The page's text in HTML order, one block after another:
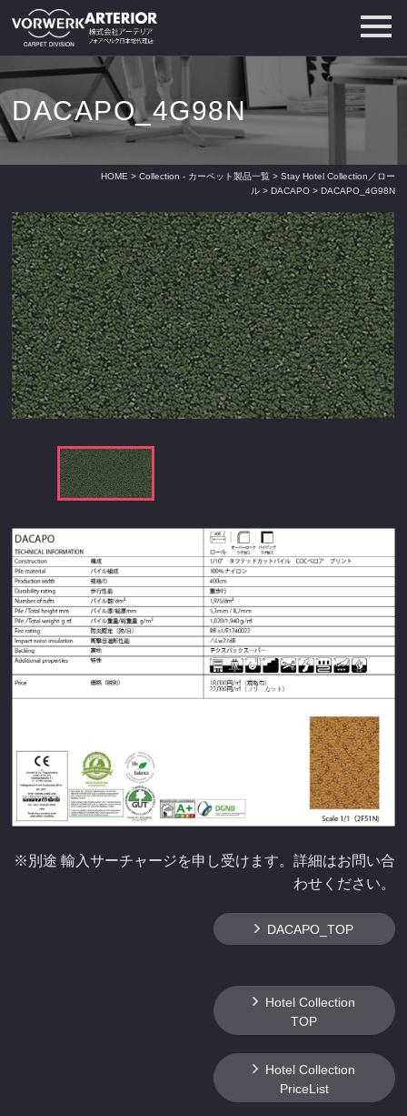
DACAPO_4G98N
HOME > Collection - カーペット製品一覧> Stay Hotel Collection／ロー
ル> DACAPO> DACAPO_4G98N
※別途 輸入サーチャージを申し受けます。詳細はお問い合
わせください。
DACAPO_TOP
Hotel Collection
TOP
Hotel Collection
PriceList